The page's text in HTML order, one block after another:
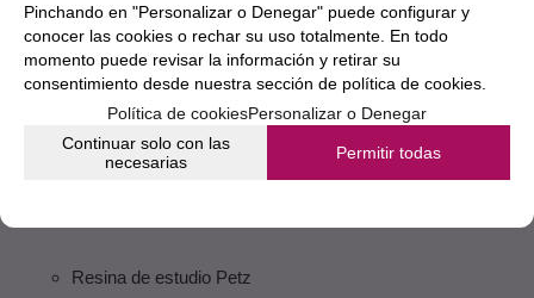
Madera de brasil
Vara octogonal
Nuez de ébano
Resina de estudio Petz
Pinchando en "Personalizar o Denegar" puede configurar y
conocer las cookies o rechar su uso totalmente. En todo
momento puede revisar la información y retirar su
consentimiento desde nuestra sección de política de cookies.
Política de cookiesPersonalizar o Denegar
Continuar solo con las
necesarias
Permitir todas